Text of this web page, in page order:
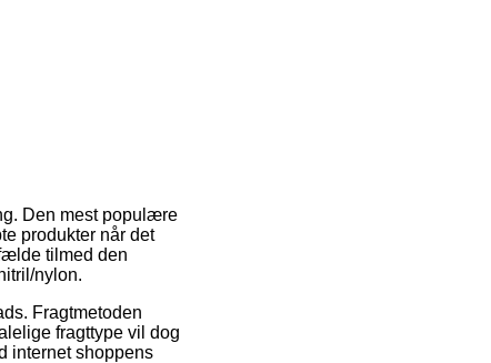
Den mest populære
produkter når det
tilmed den
nylon.
Fragtmetoden
fragttype vil dog
internet shoppens